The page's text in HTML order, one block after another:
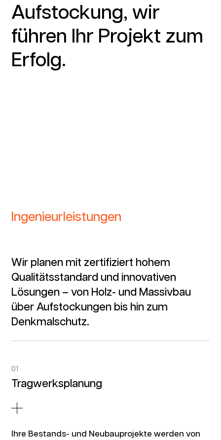
Aufstockung, wir
führen Ihr Projekt zum
Erfolg.
Ingenieurleistungen
Wir planen mit zertifiziert hohem
Qualitätsstandard und innovativen
Lösungen – von Holz- und Massivbau
über Aufstockungen bis hin zum
Denkmalschutz.
01
Tragwerksplanung
Ihre Bestands- und Neubauprojekte werden von